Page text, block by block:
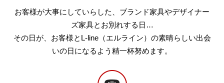
お客様が大事にしていらした、ブランド家具やデザイナー
ズ家具とお別れする日…
その日が、お客様とL-line（エルライン）の素晴らしい出会
いの日になるよう精一杯努めます。